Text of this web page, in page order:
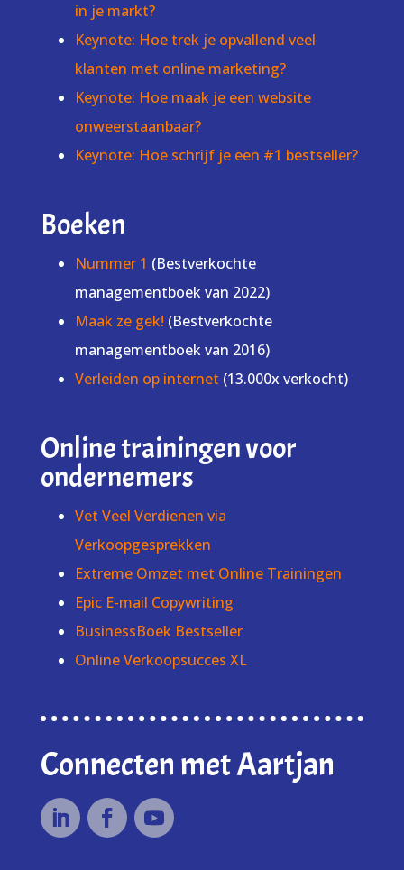
in je markt?
Keynote: Hoe trek je opvallend veel
klanten met online marketing?
Keynote: Hoe maak je een website
onweerstaanbaar?
Keynote: Hoe schrijf je een #1 bestseller?
Boeken
Nummer 1 (Bestverkochte
managementboek van 2022)
Maak ze gek! (Bestverkochte
managementboek van 2016)
Verleiden op internet (13.000x verkocht)
Online trainingen voor
ondernemers
Vet Veel Verdienen via
Verkoopgesprekken
Extreme Omzet met Online Trainingen
Epic E-mail Copywriting
BusinessBoek Bestseller
Online Verkoopsucces XL
Connecten met Aartjan